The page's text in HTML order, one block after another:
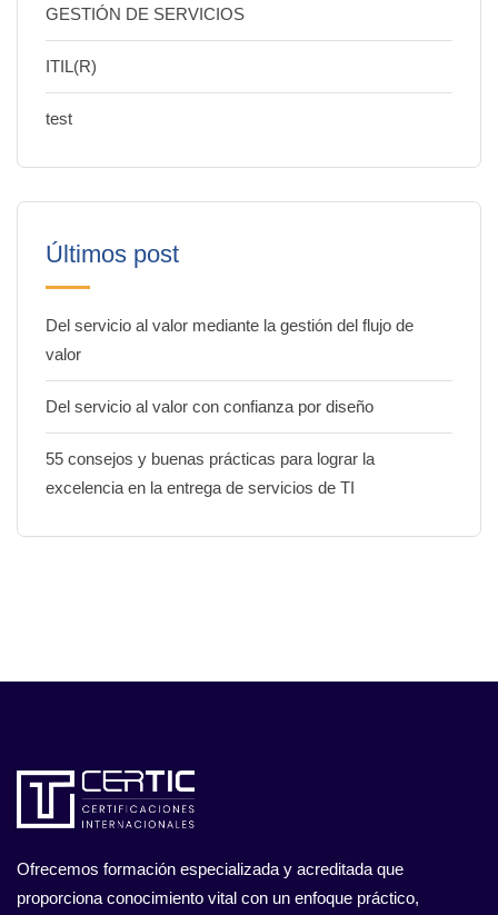
GESTIÓN DE SERVICIOS
ITIL(R)
test
Últimos post
Del servicio al valor mediante la gestión del flujo de
valor
Del servicio al valor con confianza por diseño
55 consejos y buenas prácticas para lograr la
excelencia en la entrega de servicios de TI
Ofrecemos formación especializada y acreditada que
proporciona conocimiento vital con un enfoque práctico,